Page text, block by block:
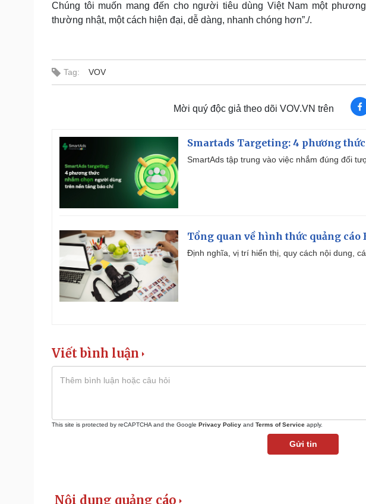
Chúng tôi muốn mang đến cho người tiêu dùng Việt Nam một
thường nhật, một cách hiện đại, dễ dàng, nhanh chóng hơn”./.
Tag: VOV
Mời quý độc giả theo dõi VOV.VN trên
Smartads Targeting: 4 phương
SmartAds tập trung vào việc nhắm đúng đối
Tổng quan về hình thức quảng cáo
Định nghĩa, vị trí hiển thị, quy cách nội dung,
Viết bình luận
This site is protected by reCAPTCHA and the Google Privacy Policy and Terms of Service apply.
Gửi tin